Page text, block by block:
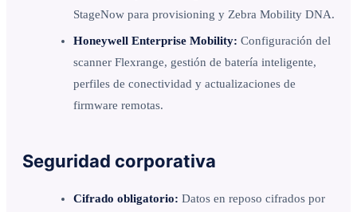
StageNow para provisioning y Zebra Mobility DNA.
Honeywell Enterprise Mobility: Configuración del
scanner Flexrange, gestión de batería inteligente,
perfiles de conectividad y actualizaciones de
firmware remotas.
Seguridad corporativa
Cifrado obligatorio: Datos en reposo cifrados por